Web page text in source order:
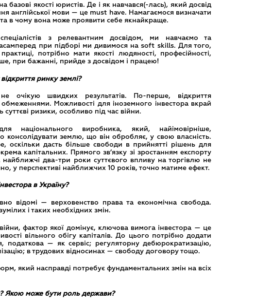
якості юристів. Де і як навчався(-лась), який досвід
англійської мови — це must have. Намагаємося визначати
в чому вона може проявити себе якнайкраще.
з релевантним досвідом, ми навчаємо та
при підборі ми дивимося на soft skills. Для того,
потрібно мати якості людяності, професійності,
при бажанні, прийде з досвідом і працею!
ринку землі?
очікую швидких результатів. По-перше, відкриття
обмеженнями. Можливості для іноземного інвестора вкрай
ризики, особливо під час війни.
національного виробника, який, найімовірніше,
консолідувати землю, що він обробляє, у свою власність.
оскільки дасть більше свободи в прийнятті рішень для
капітальних. Прямого зв’язку зі зростанням експорту
два-три роки суттєвого впливу на торгівлю не
у перспективі найближчих 10 років, точно матиме ефект.
в Україну?
відомі — верховенство права та економічна свобода.
і таких необхідних змін.
фактор якої домінує, ключова вимога інвестора — це
вільного обігу капіталів. До цього потрібно додати
податкова — як сервіс; регуляторну дебюрократизацію,
в трудових відносинах — свободу договору тощо.
який насправді потребує фундаментальних змін на всіх
Якою може бути роль держави?